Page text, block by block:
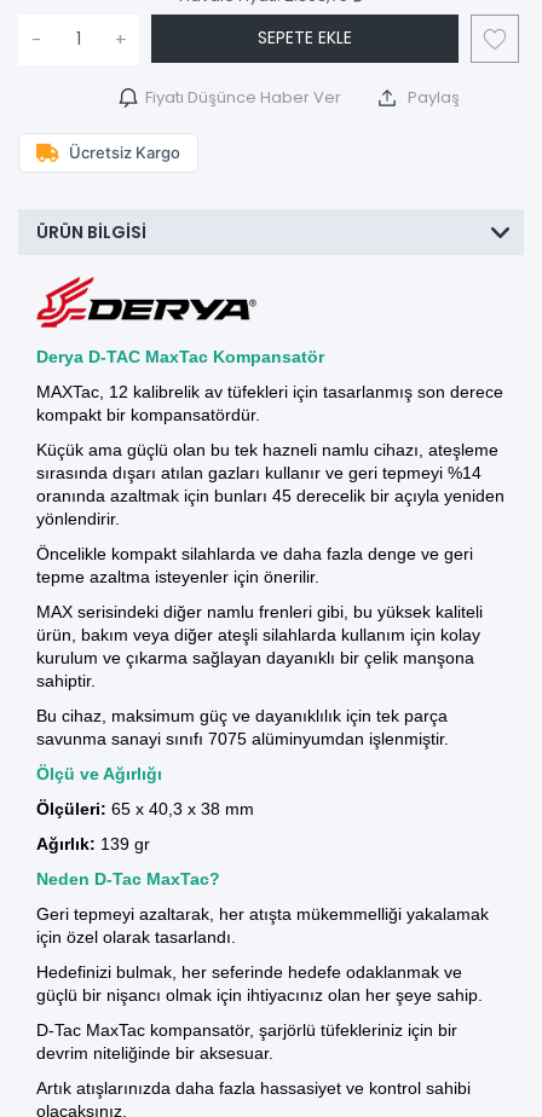
- + SEPETE EKLE
Fiyatı Düşünce Haber Ver Paylaş
Ücretsiz Kargo
ÜRÜN BILGISI
Derya D-TAC MaxTac Kompansatör
MAXTac, 12 kalibrelik av tüfekleri için tasarlanmış son derece
kompakt bir kompansatördür.
Küçük ama güçlü olan bu tek hazneli namlu cihazı, ateşleme
sırasında dışarı atılan gazları kullanır ve geri tepmeyi %14
oranında azaltmak için bunları 45 derecelik bir açıyla yeniden
yönlendirir.
Öncelikle kompakt silahlarda ve daha fazla denge ve geri
tepme azaltma isteyenler için önerilir.
MAX serisindeki diğer namlu frenleri gibi, bu yüksek kaliteli
ürün, bakım veya diğer ateşli silahlarda kullanım için kolay
kurulum ve çıkarma sağlayan dayanıklı bir çelik manşona
sahiptir.
Bu cihaz, maksimum güç ve dayanıklılık için tek parça
savunma sanayi sınıfı 7075 alüminyumdan işlenmiştir.
Ölçü ve Ağırlığı
Ölçüleri: 65 x 40,3 x 38 mm
Ağırlık: 139 gr
Neden D-Tac MaxTac?
Geri tepmeyi azaltarak, her atışta mükemmelliği yakalamak
için özel olarak tasarlandı.
Hedefinizi bulmak, her seferinde hedefe odaklanmak ve
güçlü bir nişancı olmak için ihtiyacınız olan her şeye sahip.
D-Tac MaxTac kompansatör, şarjörlü tüfekleriniz için bir
devrim niteliğinde bir aksesuar.
Artık atışlarınızda daha fazla hassasiyet ve kontrol sahibi
olacaksınız.